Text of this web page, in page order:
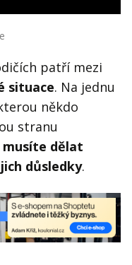
patří mezi
situace. Na jednu
někdo
stranu
dělat
důsledky.